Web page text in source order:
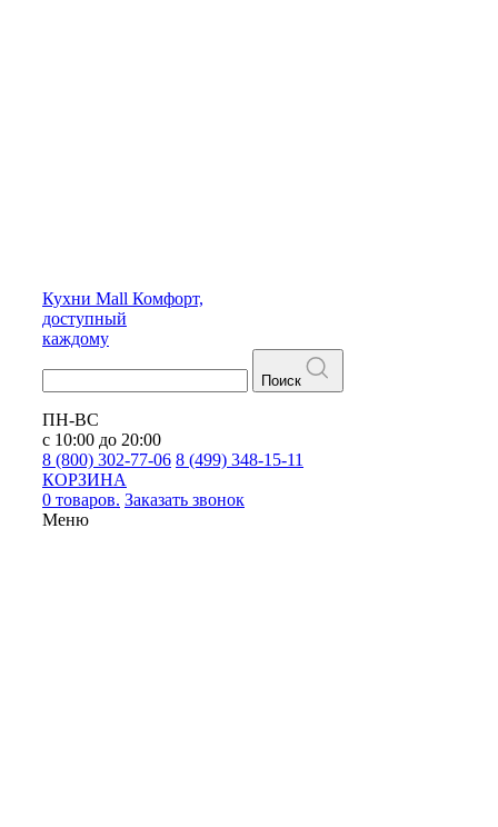
Кухни Mall Комфорт,
доступный
каждому
Поиск
ПН-ВС
с 10:00 до 20:00
8 (800) 302-77-06 8 (499) 348-15-11
КОРЗИНА
0 товаров. Заказать звонок
Меню